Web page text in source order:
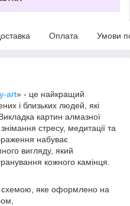
Оплата Умови
art» - це найкращий
і близьких людей, які
картин алмазної
стресу, медитації та
набуває
вигляду, який
кожного камінця.
схемою, яке оформлено на